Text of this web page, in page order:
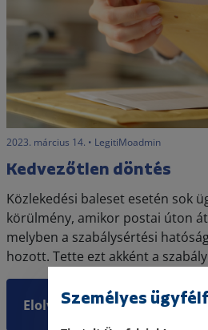
2023. március 14. • LegitiMoadmin
Kedvezőtlen döntés
Közlekedési baleset esetén sok
körülmény, amikor postai úton
melyben a szabálysértési
hozott. Tette ezt akként a
ElolvasomSzemélyes